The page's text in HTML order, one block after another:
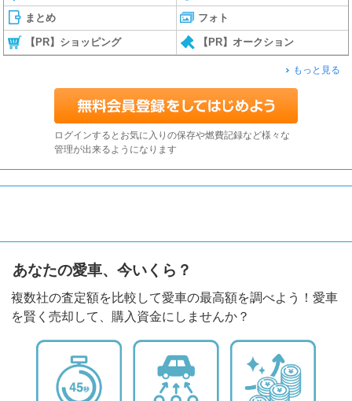
まとめ フォト
【PR】ショッピング 【PR】オークション
もっと見る
ログインするとお気に入りの保存や燃費記録など様々な
管理が出来るようになります
あなたの愛車、今いくら？
複数社の査定額を比較して愛車の最高額を調べよう！愛車
を賢く売却して、購入資金にしませんか？